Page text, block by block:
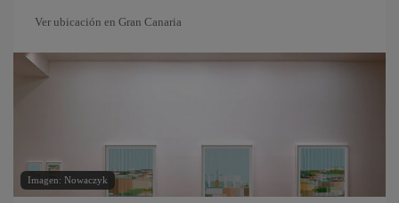
Ver ubicación en Gran Canaria
Imagen: Nowaczyk